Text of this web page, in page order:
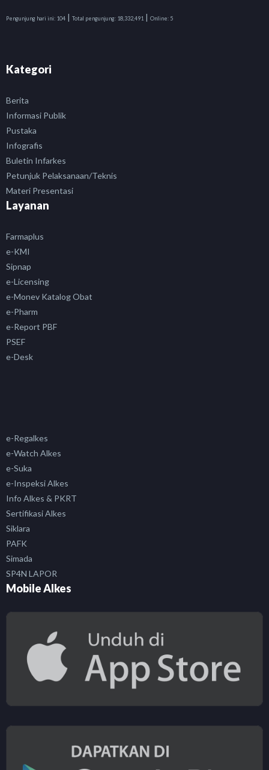
Pengunjung hari ini: 104 | Total pengunjung: 18,332,491 | Online: 5
Kategori
Berita
Informasi Publik
Pustaka
Infografis
Buletin Infarkes
Petunjuk Pelaksanaan/Teknis
Materi Presentasi
Layanan
Farmaplus
e-KMI
Sipnap
e-Licensing
e-Monev Katalog Obat
e-Pharm
e-Report PBF
PSEF
e-Desk
e-Regalkes
e-Watch Alkes
e-Suka
e-Inspeksi Alkes
Info Alkes & PKRT
Sertifikasi Alkes
Siklara
PAFK
Simada
SP4N LAPOR
Mobile Alkes